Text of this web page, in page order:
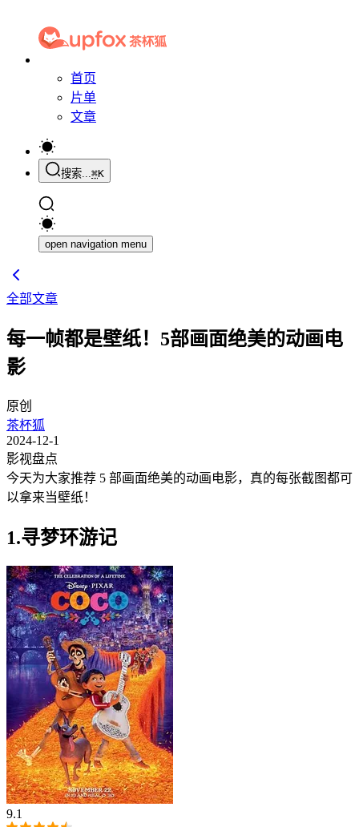
首页
片单
文章
搜索...⌘K
open navigation menu
全部文章
每一帧都是壁纸！5部画面绝美的动画电
影
原创
茶杯狐
2024-12-1
影视盘点
今天为大家推荐 5 部画面绝美的动画电影，真的每张截图都可
以拿来当壁纸！
1.寻梦环游记
9.1